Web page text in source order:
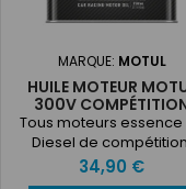
MARQUE: MOTUL
HUILE MOTEUR
300V
5W50 2L
Tous moteurs essence
Diesel de
atmosphériques,
turbocompressés ou
Prix
34,90 €